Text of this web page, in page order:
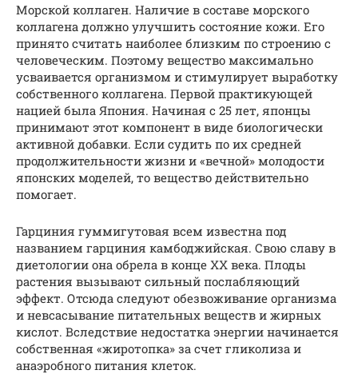
Морской коллаген. Наличие в составе морского
коллагена должно улучшить состояние кожи. Его
принято считать наиболее близким по строению с
человеческим. Поэтому вещество максимально
усваивается организмом и стимулирует выработку
собственного коллагена. Первой практикующей
нацией была Япония. Начиная с 25 лет, японцы
принимают этот компонент в виде биологически
активной добавки. Если судить по их средней
продолжительности жизни и «вечной» молодости
японских моделей, то вещество действительно
помогает.
Гарциния гуммигутовая всем известна под
названием гарциния камбоджийская. Свою славу в
диетологии она обрела в конце ХХ века. Плоды
растения вызывают сильный послабляющий
эффект. Отсюда следуют обезвоживание организма
и невсасывание питательных веществ и жирных
кислот. Вследствие недостатка энергии начинается
собственная «жиротопка» за счет гликолиза и
анаэробного питания клеток.